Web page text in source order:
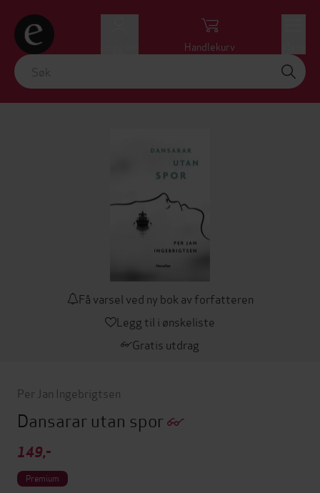
Handlekurv
Få varsel ved ny bok av forfatteren
Legg til i ønskeliste
Gratis utdrag
Per Jan Ingebrigtsen
Dansarar utan spor
149,-
Premium